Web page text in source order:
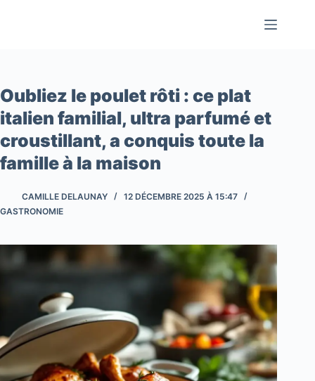
Oubliez le poulet rôti : ce plat
italien familial, ultra parfumé et
croustillant, a conquis toute la
famille à la maison
CAMILLE DELAUNAY
12 DÉCEMBRE 2025 À 15:47
GASTRONOMIE